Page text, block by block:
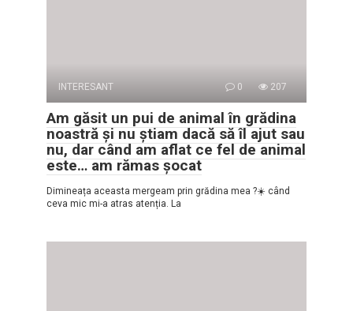
INTERESANT 0 207
Am găsit un pui de animal în grădina
noastră și nu știam dacă să îl ajut sau
nu, dar când am aflat ce fel de animal
este… am rămas șocat
Dimineața aceasta mergeam prin grădina mea ?☀️ când
ceva mic mi-a atras atenția. La